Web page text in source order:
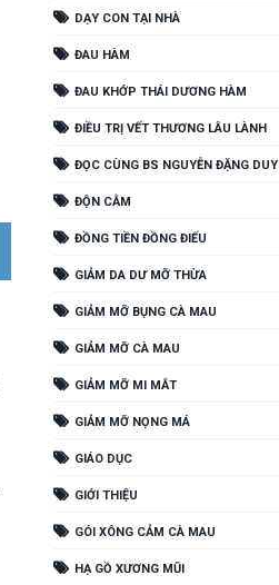
DẠY CON TẠI NHÀ
ĐAU HÀM
ĐAU KHỚP THÁI DƯƠNG HÀM
ĐIỀU TRỊ VẾT THƯƠNG LÂU LÀNH
ĐỌC CÙNG BS NGUYỄN ĐẶNG DUY
ĐỘN CẰM
ĐỒNG TIỀN ĐỒNG ĐIẾU
GIẢM DA DƯ MỠ THỪA
GIẢM MỠ BỤNG CÀ MAU
GIẢM MỠ CÀ MAU
GIẢM MỠ MI MẮT
GIẢM MỠ NỌNG MÁ
GIÁO DỤC
GIỚI THIỆU
GÓI XÔNG CẢM CÀ MAU
HẠ GỒ XƯƠNG MŨI